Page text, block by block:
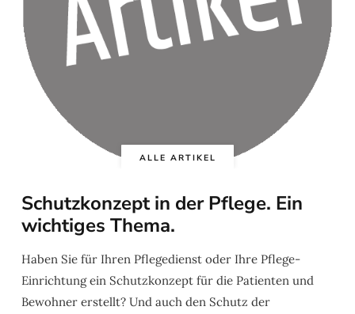
ALLE ARTIKEL
Schutzkonzept in der Pflege. Ein
wichtiges Thema.
Haben Sie für Ihren Pflegedienst oder Ihre Pflege-
Einrichtung ein Schutzkonzept für die Patienten und
Bewohner erstellt? Und auch den Schutz der